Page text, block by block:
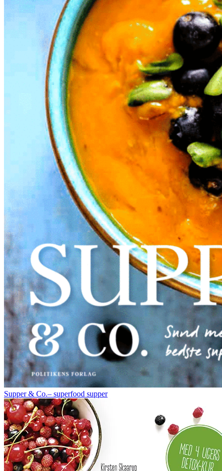
Supper & Co.– superfood supper